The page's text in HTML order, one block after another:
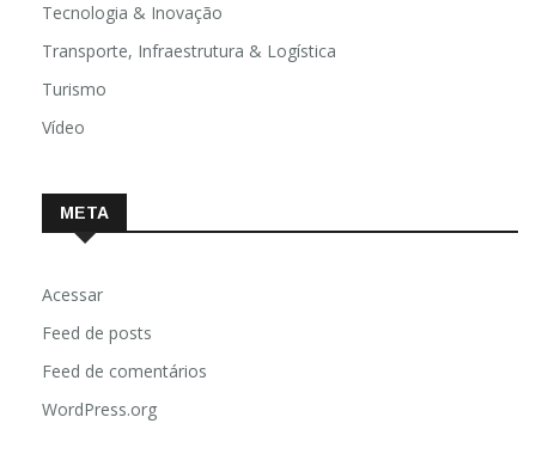
Tecnologia & Inovação
Transporte, Infraestrutura & Logística
Turismo
Vídeo
META
Acessar
Feed de posts
Feed de comentários
WordPress.org